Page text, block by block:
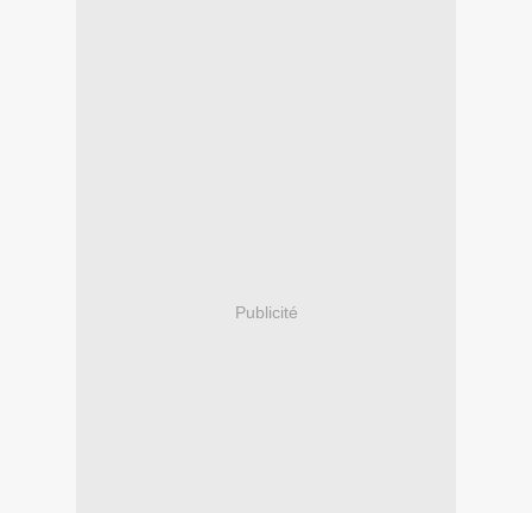
Publicité